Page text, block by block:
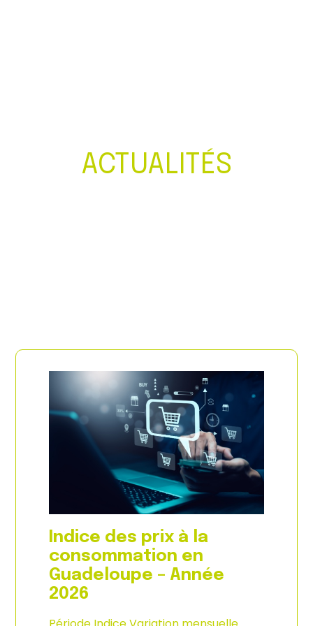
ACTUALITÉS
Indice des prix à la
consommation en
Guadeloupe – Année
2026